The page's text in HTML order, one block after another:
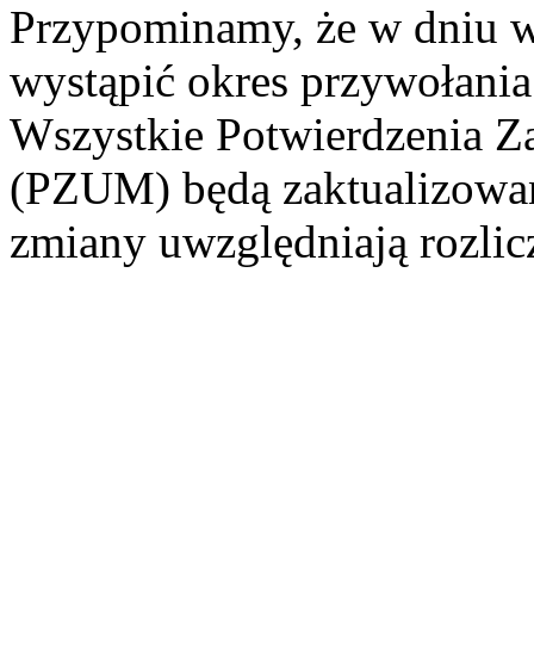
Przypominamy, że w dniu
wystąpić okres
Wszystkie Potwierdzenia
(PZUM) będą
zmiany uwzględniają